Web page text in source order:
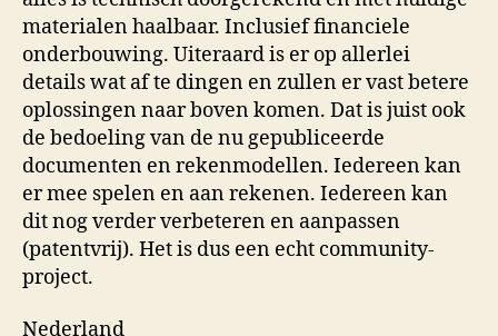
materialen haalbaar. Inclusief financiele
onderbouwing. Uiteraard is er op allerlei
details wat af te dingen en zullen er vast betere
oplossingen naar boven komen. Dat is juist ook
de bedoeling van de nu gepubliceerde
documenten en rekenmodellen. Iedereen kan
er mee spelen en aan rekenen. Iedereen kan
dit nog verder verbeteren en aanpassen
(patentvrij). Het is dus een echt community-
project.
Nederland